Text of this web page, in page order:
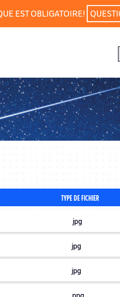
EST OBLIGATOIRE!
TYPE DE FICHIER
jpg
jpg
jpg
png